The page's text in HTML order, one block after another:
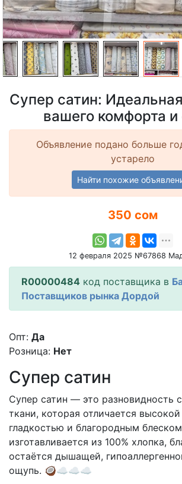
Супер сатин:
вашего комфорта и
Объявление подано больше
устарело
Найти похожие
350 сом
12 февраля 2025 №67868
R00000484 код поставщика в
Поставщиков рынка Дордой
Опт: Да
Розница: Нет
Супер сатин
Супер сатин — это разновидность
ткани, которая отличается
гладкостью и благородным
изготавливается из 100% хлопка,
остаётся дышащей,
ощупь. 🥥☁️☁️☁️